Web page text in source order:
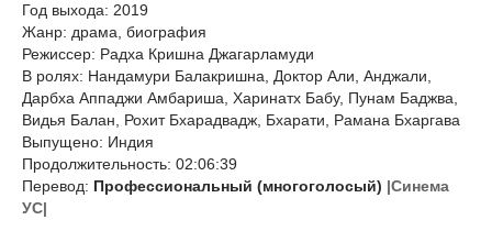
Год выхода: 2019
Жанр: драма, биография
Режиссер: Радха Кришна Джагарламуди
В ролях: Нандамури Балакришна, Доктор Али, Анджали,
Дарбха Аппаджи Амбариша, Харинатх Бабу, Пунам Баджва,
Видья Балан, Рохит Бхарадвадж, Бхарати, Рамана Бхаргава
Выпущено: Индия
Продолжительность: 02:06:39
Перевод: Профессиональный (многоголосый) |Синема
УС|